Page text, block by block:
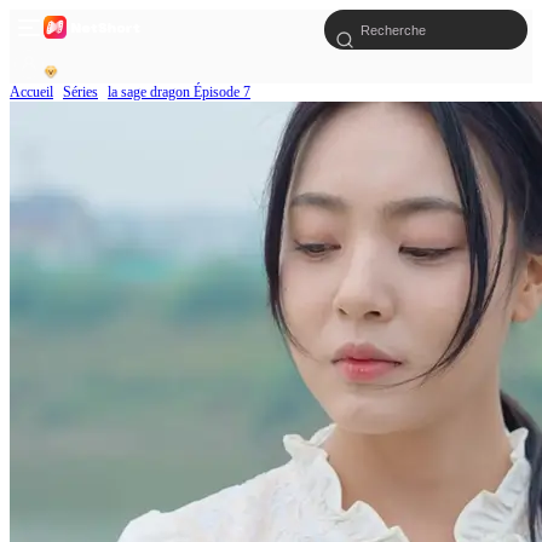
Accueil Séries la sage dragon Épisode 7